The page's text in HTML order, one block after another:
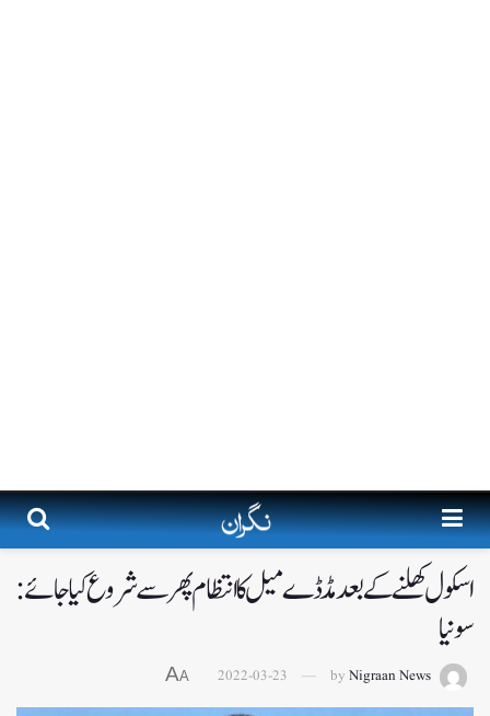
اسکول کھلنے کے بعد مڈ ڈے میل کا انتظام پھر سے شروع کیا جائے:
سونیا
by Nigraan News
2022-03-23
A
A